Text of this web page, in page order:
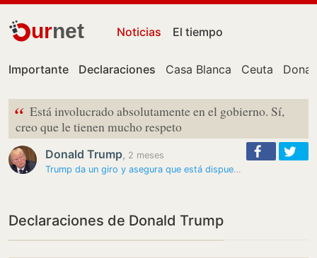
urnet Noticias El tiempo
Importante Declaraciones Casa Blanca Ceuta
“ Está involucrado absolutamente en el gobierno. Sí,
creo que le tienen mucho respeto
Donald Trump, 2 meses
Trump da un giro y asegura que está dispuesto a reunirse con Mojtaba…
Declaraciones de Donald Trump